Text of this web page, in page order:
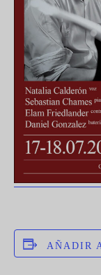
AÑADIR